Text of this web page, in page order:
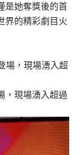
是她奪獎後的首
界的精彩劇目火
，現場湧入超過